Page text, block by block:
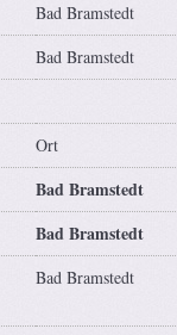
Bad Bramstedt
Bad Bramstedt
Ort
Bad Bramstedt
Bad Bramstedt
Bad Bramstedt